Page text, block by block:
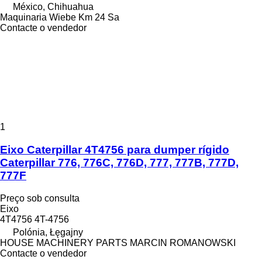
México, Chihuahua
Maquinaria Wiebe Km 24 Sa
Contacte o vendedor
1
Eixo Caterpillar 4T4756 para dumper rígido
Caterpillar 776, 776C, 776D, 777, 777B, 777D,
777F
Preço sob consulta
Eixo
4T4756 4T-4756
Polónia, Łęgajny
HOUSE MACHINERY PARTS MARCIN ROMANOWSKI
Contacte o vendedor